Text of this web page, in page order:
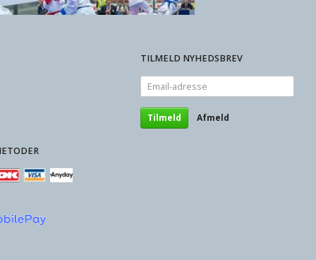
TILMELD NYHEDSBREV
Email-
adresse
Tilmeld Afmeld